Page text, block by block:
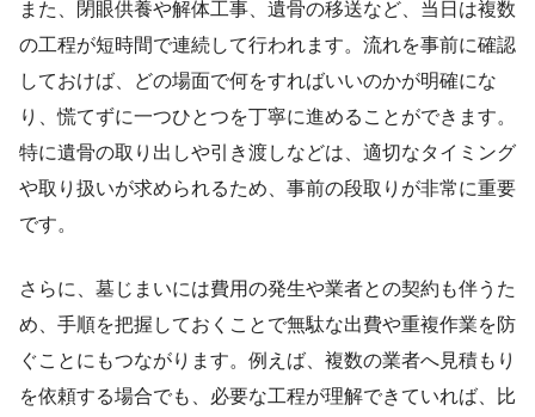
また、閉眼供養や解体工事、遺骨の移送など、当日は複数
の工程が短時間で連続して行われます。流れを事前に確認
しておけば、どの場面で何をすればいいのかが明確にな
り、慌てずに一つひとつを丁寧に進めることができます。
特に遺骨の取り出しや引き渡しなどは、適切なタイミング
や取り扱いが求められるため、事前の段取りが非常に重要
です。
さらに、墓じまいには費用の発生や業者との契約も伴うた
め、手順を把握しておくことで無駄な出費や重複作業を防
ぐことにもつながります。例えば、複数の業者へ見積もり
を依頼する場合でも、必要な工程が理解できていれば、比